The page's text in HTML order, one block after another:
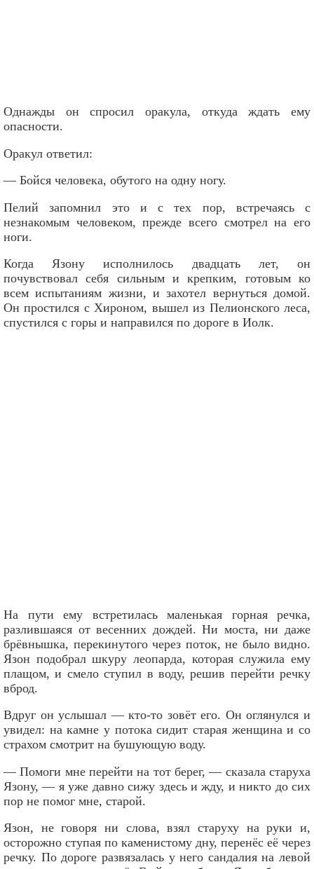
Однажды он спросил оракула, откуда ждать ему
опасности.
Оракул ответил:
— Бойся человека, обутого на одну ногу.
Пелий запомнил это и с тех пор, встречаясь с
незнакомым человеком, прежде всего смотрел на его
ноги.
Когда Язону исполнилось двадцать лет, он
почувствовал себя сильным и крепким, готовым ко
всем испытаниям жизни, и захотел вернуться домой.
Он простился с Хироном, вышел из Пелионского леса,
спустился с горы и направился по дороге в Иолк.
На пути ему встретилась маленькая горная речка,
разлившаяся от весенних дождей. Ни моста, ни даже
брёвнышка, перекинутого через поток, не было видно.
Язон подобрал шкуру леопарда, которая служила ему
плащом, и смело ступил в воду, решив перейти речку
вброд.
Вдруг он услышал — кто-то зовёт его. Он оглянулся и
увидел: на камне у потока сидит старая женщина и со
страхом смотрит на бушующую воду.
— Помоги мне перейти на тот берег, — сказала старуха
Язону, — я уже давно сижу здесь и жду, и никто до сих
пор не помог мне, старой.
Язон, не говоря ни слова, взял старуху на руки и,
осторожно ступая по каменистому дну, перенёс её через
речку. По дороге развязалась у него сандалия на левой